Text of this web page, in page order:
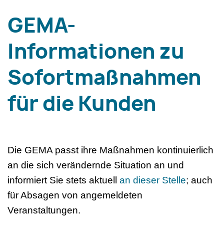
GEMA-
Informationen zu
Sofortmaßnahmen
für die Kunden
Die GEMA passt ihre Maßnahmen kontinuierlich
an die sich verändernde Situation an und
informiert Sie stets aktuell an dieser Stelle; auch
für Absagen von angemeldeten
Veranstaltungen.